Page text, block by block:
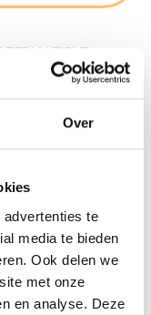
Over
te
media te bieden
Ook delen we
met onze
en analyse. Deze
8x80mm
€7,50